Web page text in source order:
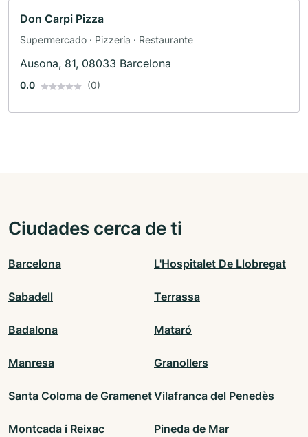
Don Carpi Pizza
Supermercado · Pizzería · Restaurante
Ausona, 81, 08033 Barcelona
0.0 (0)
Ciudades cerca de ti
Barcelona L'Hospitalet De Llobregat
Sabadell Terrassa
Badalona Mataró
Manresa Granollers
Santa Coloma de GramenetVilafranca del Penedès
Montcada i Reixac Pineda de Mar